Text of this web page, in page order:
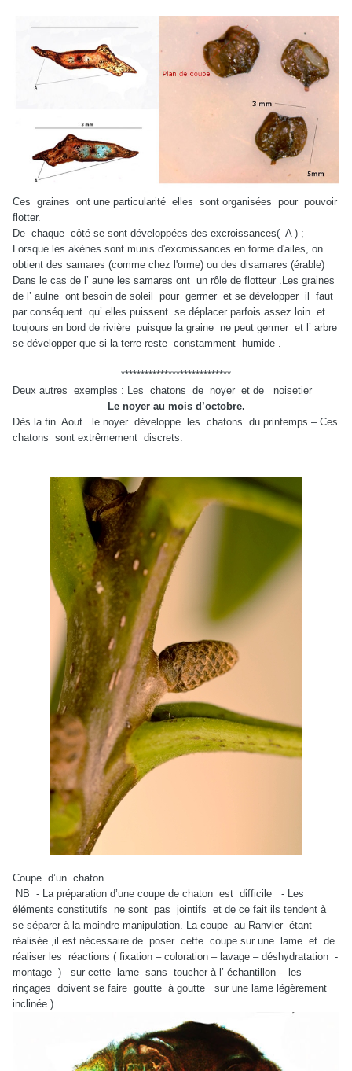
Ces graines ont une particularité elles sont organisées pour pouvoir
flotter.
De chaque côté se sont développées des excroissances( A ) ;
Lorsque les akènes sont munis d'excroissances en forme d'ailes, on
obtient des samares (comme chez l'orme) ou des disamares (érable)
Dans le cas de l’ aune les samares ont un rôle de flotteur .Les graines
de l’ aulne ont besoin de soleil pour germer et se développer il faut
par conséquent qu’ elles puissent se déplacer parfois assez loin et
toujours en bord de rivière puisque la graine ne peut germer et l’ arbre
se développer que si la terre reste constamment humide .
****************************
Deux autres exemples : Les chatons de noyer et de noisetier
Le noyer au mois d’octobre.
Dès la fin Aout le noyer développe les chatons du printemps – Ces
chatons sont extrêmement discrets.
Coupe d’un chaton
NB - La préparation d’une coupe de chaton est difficile - Les
éléments constitutifs ne sont pas jointifs et de ce fait ils tendent à
se séparer à la moindre manipulation. La coupe au Ranvier étant
réalisée ,il est nécessaire de poser cette coupe sur une lame et de
réaliser les réactions ( fixation – coloration – lavage – déshydratation -
montage ) sur cette lame sans toucher à l’ échantillon - les
rinçages doivent se faire goutte à goutte sur une lame légèrement
inclinée ) .